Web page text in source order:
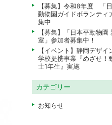
【募集】令和8年度 「
動物園ガイドボランティ
集中
【募集】「日本平動物園
室」参加者募集中！
【イベント】静岡デザイ
学校提携事業『めざせ！
士1年生』実施
カテゴリー
お知らせ